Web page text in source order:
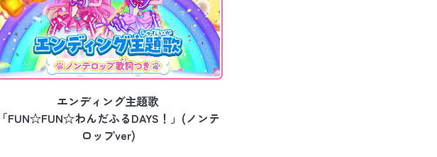
エンディング主題歌
「FUN☆FUN☆わんだふるDAYS！」(ノンテ
ロップver)